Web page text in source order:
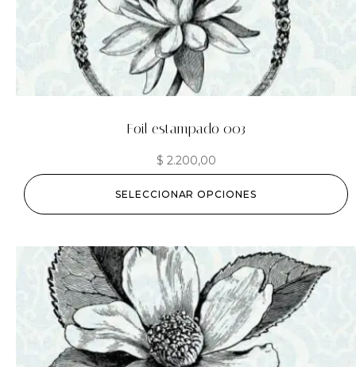
Foil estampado 003
$ 2.200,00
SELECCIONAR OPCIONES